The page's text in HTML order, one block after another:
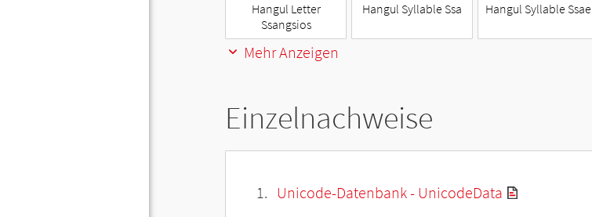
Hangul Letter
Ssangsios
Hangul Syllable Ssa Hangul Syllable Ssae
Mehr Anzeigen
Einzelnachweise
Unicode-Datenbank - UnicodeData